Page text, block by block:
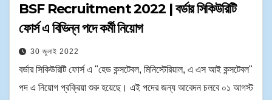
BSF Recruitment 2022 | বর্ডার সিকিউরিটি
ফোর্স এ বিভিন্ন পদে কর্মী নিয়োগ
30 জুলাই 2022
বর্ডার সিকিউরিটি ফোর্স এ "হেড কন্সটেবল, মিনিস্টেরিয়াল, এ এস আই কন্সটেবল"
পদ এ নিয়োগ প্রক্রিয়া শুরু হয়েছে। এই পদের জন্য আবেদন চলবে ০১ আগস্ট